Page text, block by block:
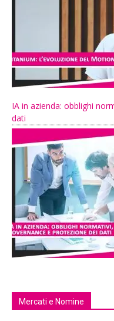
IA in azienda: obblighi
dati
Mercati e Nomine